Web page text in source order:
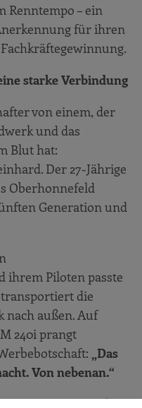
Renntempo – ein
für ihren
starke Verbindung
von einem, der
und das
Blut hat:
Der 27-Jährige
Oberhonnefeld
Generation und
ihrem Piloten passte
die
nach außen. Auf
240i prangt
„Das
Von nebenan.“
investieren viel